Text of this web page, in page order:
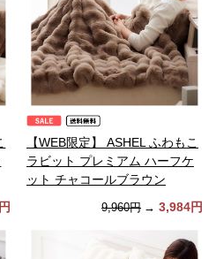
【WEB限定】 ASHEL ふわもこ
ラビット プレミアム ハーフケ
ット チャコールブラウン
9,960円 → 3,984円